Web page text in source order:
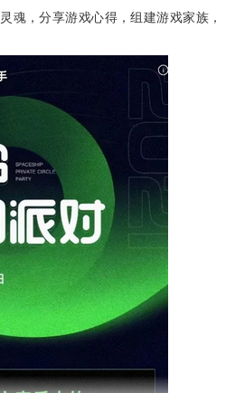
魂，分享游戏心得，组建游戏家族，